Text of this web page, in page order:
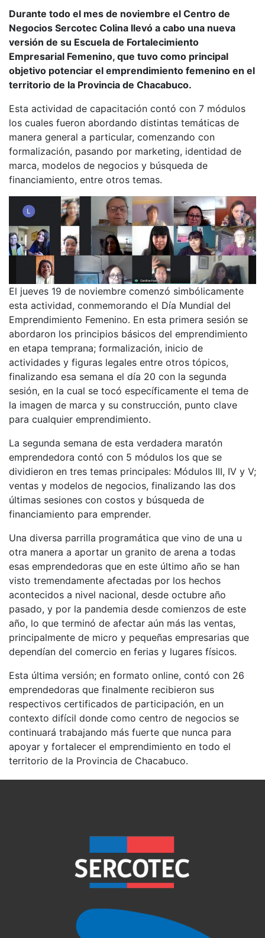
Durante todo el mes de noviembre el Centro de
Negocios Sercotec Colina llevó a cabo una nueva
versión de su Escuela de Fortalecimiento
Empresarial Femenino, que tuvo como principal
objetivo potenciar el emprendimiento femenino en el
territorio de la Provincia de Chacabuco.
Esta actividad de capacitación contó con 7 módulos
los cuales fueron abordando distintas temáticas de
manera general a particular, comenzando con
formalización, pasando por marketing, identidad de
marca, modelos de negocios y búsqueda de
financiamiento, entre otros temas.
El jueves 19 de noviembre comenzó simbólicamente
esta actividad, conmemorando el Día Mundial del
Emprendimiento Femenino. En esta primera sesión se
abordaron los principios básicos del emprendimiento
en etapa temprana; formalización, inicio de
actividades y figuras legales entre otros tópicos,
finalizando esa semana el día 20 con la segunda
sesión, en la cual se tocó específicamente el tema de
la imagen de marca y su construcción, punto clave
para cualquier emprendimiento.
La segunda semana de esta verdadera maratón
emprendedora contó con 5 módulos los que se
dividieron en tres temas principales: Módulos III, IV y V;
ventas y modelos de negocios, finalizando las dos
últimas sesiones con costos y búsqueda de
financiamiento para emprender.
Una diversa parrilla programática que vino de una u
otra manera a aportar un granito de arena a todas
esas emprendedoras que en este último año se han
visto tremendamente afectadas por los hechos
acontecidos a nivel nacional, desde octubre año
pasado, y por la pandemia desde comienzos de este
año, lo que terminó de afectar aún más las ventas,
principalmente de micro y pequeñas empresarias que
dependían del comercio en ferias y lugares físicos.
Esta última versión; en formato online, contó con 26
emprendedoras que finalmente recibieron sus
respectivos certificados de participación, en un
contexto difícil donde como centro de negocios se
continuará trabajando más fuerte que nunca para
apoyar y fortalecer el emprendimiento en todo el
territorio de la Provincia de Chacabuco.